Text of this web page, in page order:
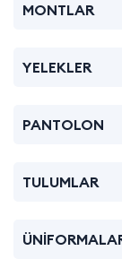
MONTLAR
YELEKLER
PANTOLON
TULUMLAR